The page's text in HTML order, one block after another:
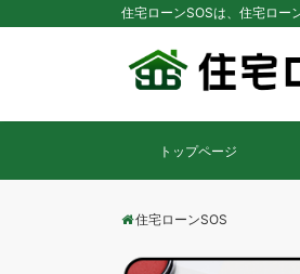
住宅ローンSOSは、住宅ロー
トップページ
住宅ローンSOS